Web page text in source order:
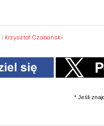
| Krzysztof Czabański
* Jeśli